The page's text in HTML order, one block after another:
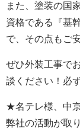
また、塗装の国
資格である『基
で、その点もご
ぜひ外装工事で
談ください！必
★名テレ様、中
弊社の活動が取